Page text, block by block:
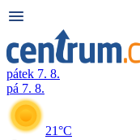
pátek 7. 8.
pá 7. 8.
21°C